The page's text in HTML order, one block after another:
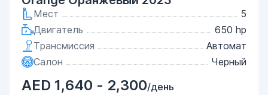
Мест
5
Двигатель
650 hp
Трансмиссия
Автомат
Салон
Черный
AED 1,640 - 2,300/день